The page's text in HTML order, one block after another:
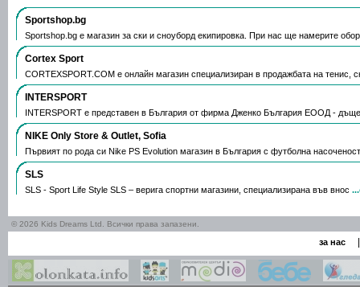
Sportshop.bg
Sportshop.bg е магазин за ски и сноуборд екипировка. При нас ще намерите
Cortex Sport
CORTEXSPORT.COM е онлайн магазин специализиран в продажбата на тенис,
INTERSPORT
INTERSPORT е представен в България от фирма Дженко България ЕООД -
NIKE Only Store & Outlet, Sofia
Първият по рода си Nike PS Evolution магазин в България с футболна
SLS
SLS - Sport Life Style SLS – верига спортни магазини, специализирана във внос
© 2026 Kids Dreams Ltd. Всички права запазени.
за нас |